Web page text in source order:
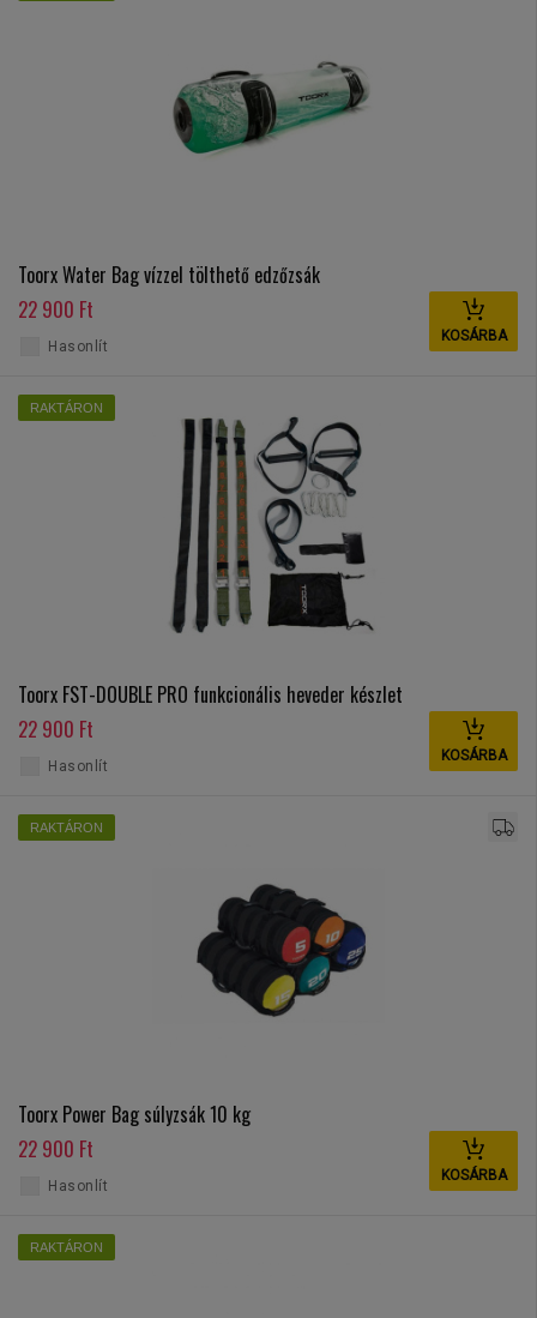
Toorx Water Bag vízzel tölthető edzőzsák
22 900 Ft
KOSÁRBA
Hasonlít
RAKTÁRON
Toorx FST-DOUBLE PRO funkcionális heveder készlet
22 900 Ft
KOSÁRBA
Hasonlít
RAKTÁRON
Toorx Power Bag súlyzsák 10 kg
22 900 Ft
KOSÁRBA
Hasonlít
RAKTÁRON